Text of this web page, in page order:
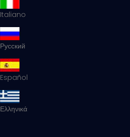
Italiano
Русский
Español
Ελληνικά